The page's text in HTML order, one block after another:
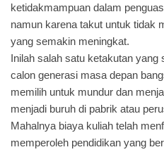
ketidakmampuan dalam
namun karena takut untuk tidak
yang semakin meningkat.
Inilah salah satu ketakutan yang
calon generasi masa depan
memilih untuk mundur dan
menjadi buruh di pabrik atau
Mahalnya biaya kuliah telah
memperoleh pendidikan yang